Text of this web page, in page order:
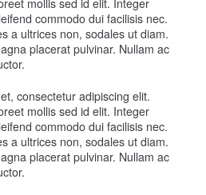
commodo dui facilisis nec.
a ultrices non, sodales ut diam.
placerat pulvinar. Nullam ac
consectetur adipiscing elit.
mollis sed id elit. Integer
commodo dui facilisis nec.
a ultrices non, sodales ut diam.
placerat pulvinar. Nullam ac